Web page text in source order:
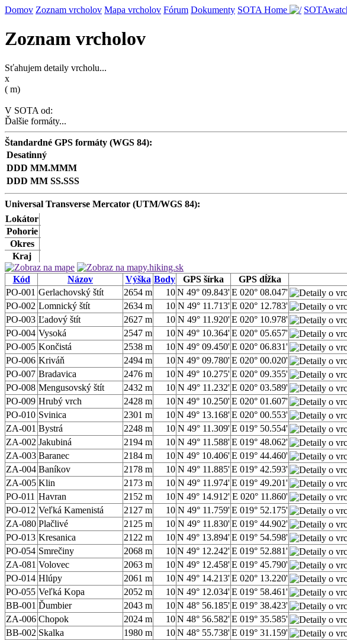
Domov Zoznam vrcholov Mapa vrcholov Fórum Dokumenty SOTA Home
Zoznam vrcholov
Sťahujem detaily vrcholu...
x
( m)
V SOTA od:
Ďalšie formáty...
Štandardné GPS formáty (WGS 84):
Desatinný
DDD MM.MMM
DDD MM SS.SSS
Universal Transverse Mercator (UTM/WGS 84):
Lokátor
Pohorie
Okres
Kraj
Kód Názov Výška Body GPS šírka GPS dĺžka
PO-001 Gerlachovský štít 2654 m 10N 49° 09.843'E 020° 08.047'
PO-002 Lomnický štít 2634 m 10 N 49° 11.713'E 020° 12.783'
PO-003 Ľadový štít 2627 m 10 N 49° 11.920'E 020° 10.978'
PO-004 Vysoká 2547 m 10N 49° 10.364'E 020° 05.657'
PO-005 Končistá 2538 m 10N 49° 09.450'E 020° 06.831'
PO-006 Kriváň 2494 m 10N 49° 09.780'E 020° 00.020'
PO-007 Bradavica 2476 m 10N 49° 10.275'E 020° 09.355'
PO-008 Mengusovský štít 2432 m 10 N 49° 11.232'E 020° 03.589'
PO-009 Hrubý vrch 2428 m 10N 49° 10.250'E 020° 01.607'
PO-010 Svinica 2301 m 10N 49° 13.168'E 020° 00.553'
ZA-001 Bystrá 2248 m 10 N 49° 11.309'E 019° 50.554'
ZA-002 Jakubiná 2194 m 10 N 49° 11.588'E 019° 48.062'
ZA-003 Baranec 2184 m 10N 49° 10.406'E 019° 44.460'
ZA-004 Baníkov 2178 m 10 N 49° 11.885'E 019° 42.593'
ZA-005 Klin 2173 m 10 N 49° 11.974'E 019° 49.201'
PO-011 Havran 2152 m 10N 49° 14.912' E 020° 11.860'
PO-012 Veľká Kamenistá 2127 m 10 N 49° 11.759'E 019° 52.175'
ZA-080 Plačlivé 2125 m 10 N 49° 11.830'E 019° 44.902'
PO-013 Kresanica 2122 m 10N 49° 13.894'E 019° 54.598'
PO-054 Smrečiny 2068 m 10N 49° 12.242'E 019° 52.881'
ZA-081 Volovec 2063 m 10N 49° 12.458'E 019° 45.790'
PO-014 Hlúpy 2061 m 10N 49° 14.213'E 020° 13.220'
PO-055 Veľká Kopa 2052 m 10N 49° 12.034'E 019° 58.461'
BB-001 Ďumbier 2043 m 10N 48° 56.185'E 019° 38.423'
ZA-006 Chopok 2024 m 10N 48° 56.582'E 019° 35.585'
BB-002 Skalka 1980 m 10N 48° 55.738'E 019° 31.159'